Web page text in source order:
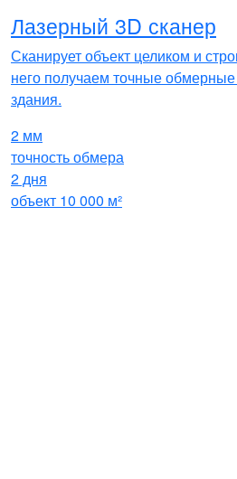
Лазерный 3D сканер
Сканирует объект целиком и
него получаем точные
здания.
2 мм
точность обмера
2 дня
объект 10 000 м²